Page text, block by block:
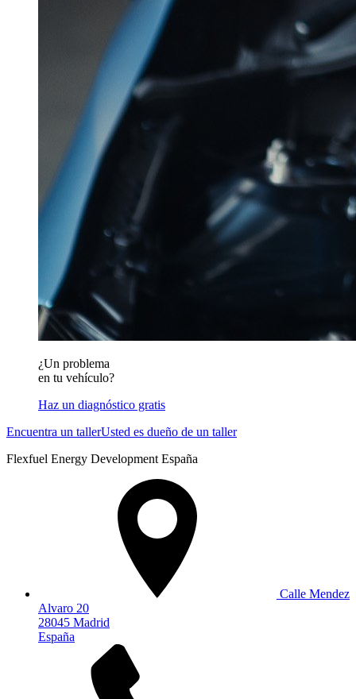
¿Un problema
en tu vehículo?
Haz un diagnóstico gratis
Encuentra un tallerUsted es dueño de un taller
Flexfuel Energy Development España
Calle Mendez
Alvaro 20
28045 Madrid
España